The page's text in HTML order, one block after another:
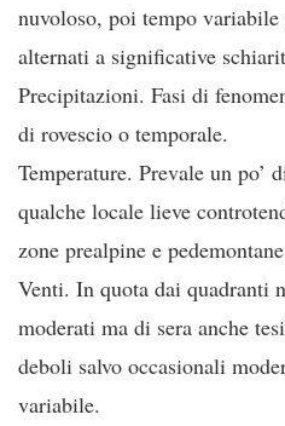
nuvoloso, poi tempo
alternati a significative
Precipitazioni. Fasi di
di rovescio o temporale.
Temperature. Prevale un
qualche locale lieve
zone prealpine e
Venti. In quota dai quadranti
moderati ma di sera anche
deboli salvo occasionali
variabile.